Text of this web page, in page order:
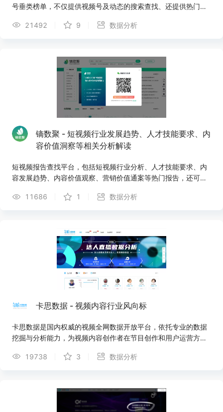
号垂类榜单，不仅提供视频号及动态的搜索查找、还提供热门话
主运营变现。
21492 9 数据分析
镝数聚 - 短视频行业发展趋势、人才技能要求、内
容价值洞察等相关分析解读
短视频报告查找平台，包括短视频行业分析、人才技能要求、内
容发展趋势、内容价值观察、营销价值通案等热门报告，还可以
报告，找数据，上镝数聚！
11686 1 数据分析
卡思数据 - 视频内容行业风向标
卡思数据是国内权威的视频全网数据开放平台，依托专业的数据
挖掘与分析能力，为视频内容创作者在节目创作和用户运营方面
为内容投资提供全面客观的价值评估。
19738 3 数据分析